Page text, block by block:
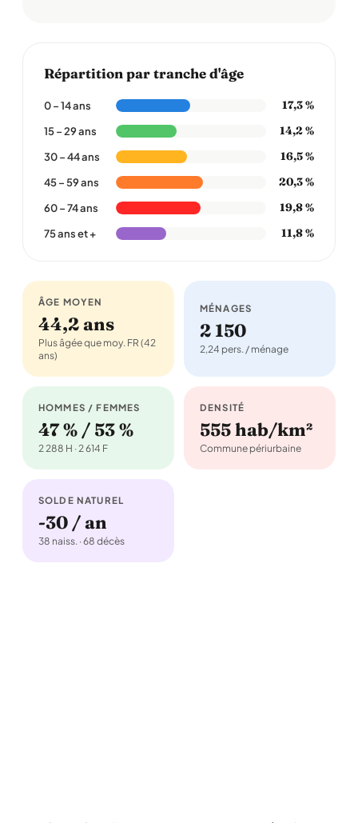
Répartition par tranche d'âge
0 – 14 ans 17,3 %
15 – 29 ans 14,2 %
30 – 44 ans 16,5 %
45 – 59 ans 20,3 %
60 – 74 ans 19,8 %
75 ans et + 11,8 %
ÂGE MOYEN
44,2 ans
Plus âgée que moy. FR (42
ans)
MÉNAGES
2 150
2,24 pers. / ménage
HOMMES / FEMMES
47 % / 53 %
2 288 H · 2 614 F
DENSITÉ
555 hab/km²
Commune périurbaine
SOLDE NATUREL
-30 / an
38 naiss. · 68 décès